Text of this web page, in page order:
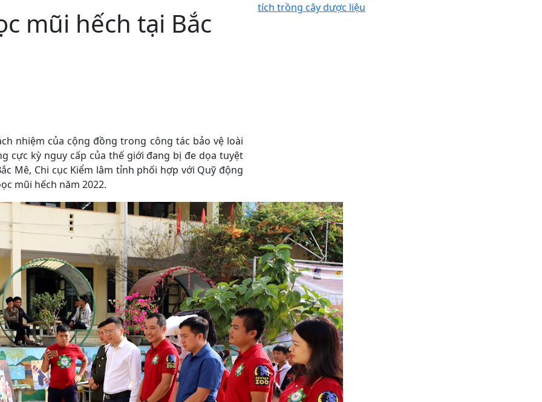
mũi hếch tại Bắc
nhiệm của cộng đồng trong công tác bảo vệ loài
cực kỳ nguy cấp của thế giới đang bị đe dọa tuyệt
Mê, Chi cục Kiểm lâm tỉnh phối hợp với Quỹ động
mũi hếch năm 2022.
tích trồng cây dược liệu